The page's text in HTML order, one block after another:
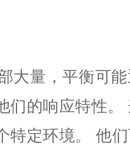
大量，平衡可
们的响应特性
特定环境。 他